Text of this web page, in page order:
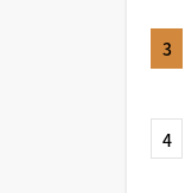
3
4